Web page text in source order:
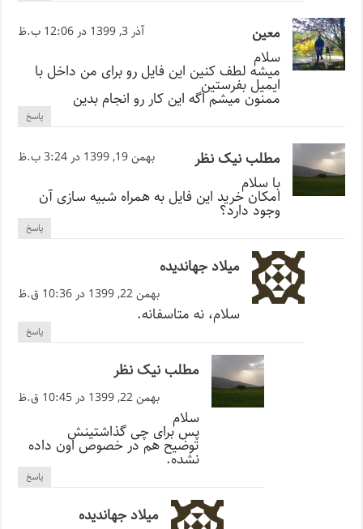
معین آذر 3, 1399 در 12:06 ب.ظ
سلام
میشه لطف کنین این فایل رو برای من داخل با
ایمیل بفرستین
ممنون میشم اگه این کار رو انجام بدین
پاسخ
مطلب نیک نظر بهمن 19, 1399 در 3:24 ب.ظ
با سلام
امکان خرید این فایل به همراه شبیه سازی آن
وجود دارد؟
پاسخ
میلاد جهاندیده
بهمن 22, 1399 در 10:36 ق.ظ
سلام، نه متاسفانه.
پاسخ
مطلب نیک نظر
بهمن 22, 1399 در 10:45 ق.ظ
سلام
پس برای چی گذاشتینش
توضیح هم در خصوص اون داده
نشده.
پاسخ
میلاد جهاندیده